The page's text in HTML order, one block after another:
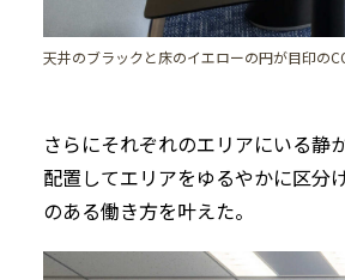
天井のブラックと床のイエローの円が目印の
さらにそれぞれのエリアにいる静
配置してエリアをゆるやかに区分
のある働き方を叶えた。